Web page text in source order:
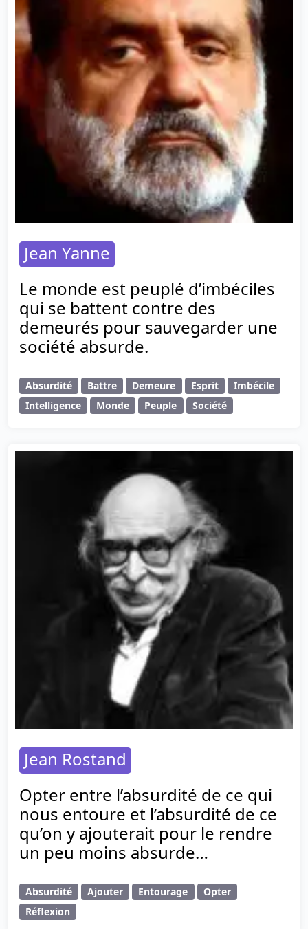
Jean Yanne
Le monde est peuplé d’imbéciles
qui se battent contre des
demeurés pour sauvegarder une
société absurde.
Absurdité Battre Demeure Esprit
Imbécile
Intelligence
Monde Peuple Société
Jean Rostand
Opter entre l’absurdité de ce qui
nous entoure et l’absurdité de ce
qu’on y ajouterait pour le rendre
un peu moins absurde…
Absurdité Ajouter Entourage
Opter
Réflexion